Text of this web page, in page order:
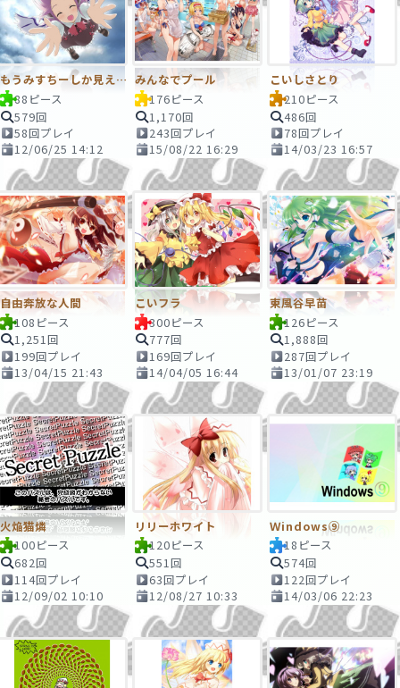
もうみすちーしか見えないのか
88ピース
579回
58回プレイ
12/06/25 14:12
みんなでプール
176ピース
1,170回
243回プレイ
15/08/22 16:29
こいしさとり
210ピース
486回
78回プレイ
14/03/23 16:57
自由奔放な人間
108ピース
1,251回
199回プレイ
13/04/15 21:43
こいフラ
300ピース
777回
169回プレイ
14/04/05 16:44
東風谷早苗
126ピース
1,888回
287回プレイ
13/01/07 23:19
火焔猫燐
100ピース
682回
114回プレイ
12/09/02 10:10
リリーホワイト
120ピース
551回
63回プレイ
12/08/27 10:33
Ｗindows⑨
18ピース
574回
122回プレイ
14/03/06 22:23